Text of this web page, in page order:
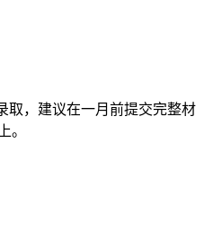
取，建议在一月前提交完整材
。